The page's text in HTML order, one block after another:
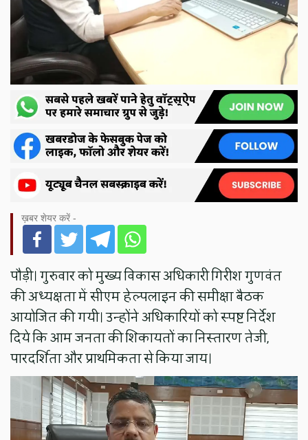
ख़बर शेयर करें -
पौड़ी। गुरुवार को मुख्य विकास अधिकारी गिरीश गुणवंत
की अध्यक्षता में सीएम हेल्पलाइन की समीक्षा बैठक
आयोजित की गयी। उन्होंने अधिकारियों को स्पष्ट निर्देश
दिये कि आम जनता की शिकायतों का निस्तारण तेजी,
पारदर्शिता और प्राथमिकता से किया जाय।